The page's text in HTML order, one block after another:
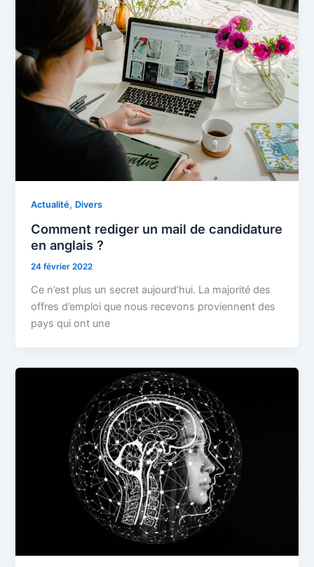
Actualité, Divers
Comment rediger un mail de candidature
en anglais ?
24 février 2022
Ce n’est plus un secret aujourd’hui. La majorité des
offres d’emploi que nous recevons proviennent des
pays qui ont une